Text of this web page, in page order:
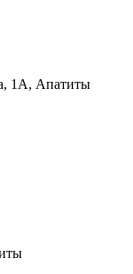
1А, Апатиты